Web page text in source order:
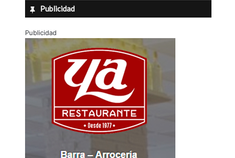
Publicidad
Publicidad